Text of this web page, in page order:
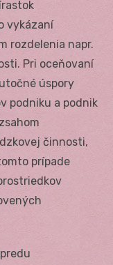
vykázaní
rozdelenia napr.
Pri oceňovaní
úspory
podniku a podnik
činnosti,
prípade